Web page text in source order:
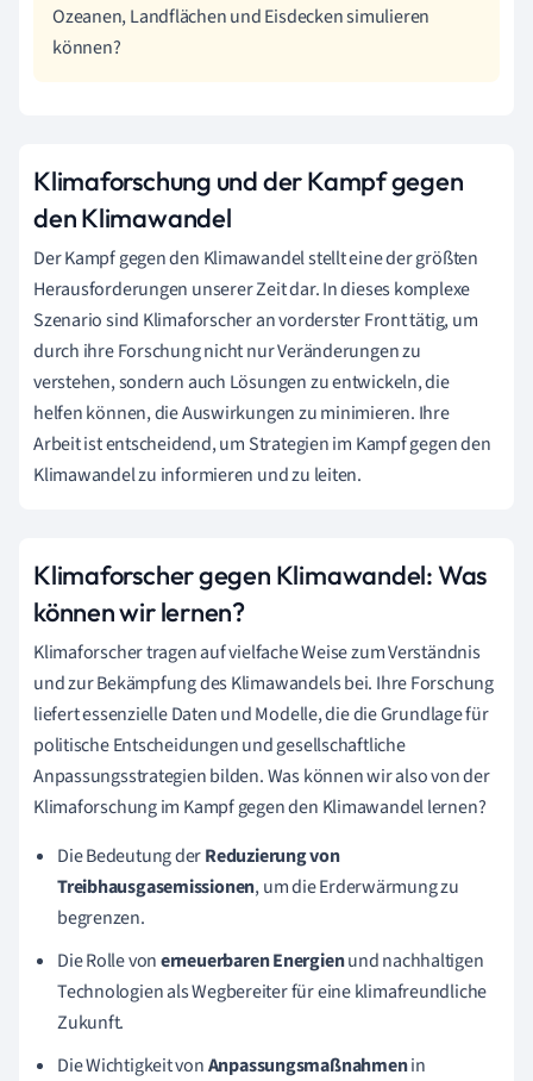
Ozeanen, Landflächen und Eisdecken simulieren
können?
Klimaforschung und der Kampf gegen
den Klimawandel
Der Kampf gegen den Klimawandel stellt eine der größten
Herausforderungen unserer Zeit dar. In dieses komplexe
Szenario sind Klimaforscher an vorderster Front tätig, um
durch ihre Forschung nicht nur Veränderungen zu
verstehen, sondern auch Lösungen zu entwickeln, die
helfen können, die Auswirkungen zu minimieren. Ihre
Arbeit ist entscheidend, um Strategien im Kampf gegen den
Klimawandel zu informieren und zu leiten.
Klimaforscher gegen Klimawandel: Was
können wir lernen?
Klimaforscher tragen auf vielfache Weise zum Verständnis
und zur Bekämpfung des Klimawandels bei. Ihre Forschung
liefert essenzielle Daten und Modelle, die die Grundlage für
politische Entscheidungen und gesellschaftliche
Anpassungsstrategien bilden. Was können wir also von der
Klimaforschung im Kampf gegen den Klimawandel lernen?
Die Bedeutung derReduzierung von
Treibhausgasemissionen, um die Erderwärmung zu
begrenzen.
Die Rolle vonerneuerbaren Energienund nachhaltigen
Technologien als Wegbereiter für eine klimafreundliche
Zukunft.
Die Wichtigkeit vonAnpassungsmaßnahmenin